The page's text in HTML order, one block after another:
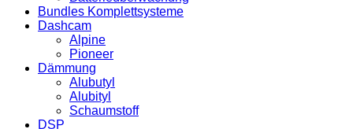
Bundles Komplettsysteme
Dashcam
Alpine
Pioneer
Dämmung
Alubutyl
Alubityl
Schaumstoff
DSP